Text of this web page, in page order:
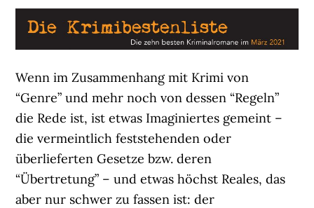
Wenn im Zusammenhang mit Krimi von
“Genre” und mehr noch von dessen “Regeln”
die Rede ist, ist etwas Imaginiertes gemeint –
die vermeintlich feststehenden oder
überlieferten Gesetze bzw. deren
“Übertretung” – und etwas höchst Reales, das
aber nur schwer zu fassen ist: der